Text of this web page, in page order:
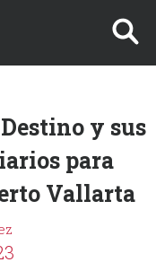
y sus
para
Vallarta